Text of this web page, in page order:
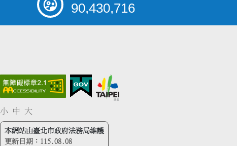
90,430,716
小 中 大
本網站由臺北市政府法務局維護
更新日期： 115.08.08